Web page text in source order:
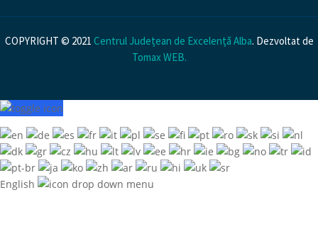
COPYRIGHT © 2021 Centrul Județean de Excelență Alba. Dezvoltat de
Tomax WEB.
English